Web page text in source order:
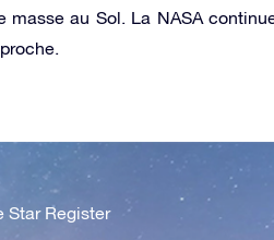
au Sol. La NASA
Star Register